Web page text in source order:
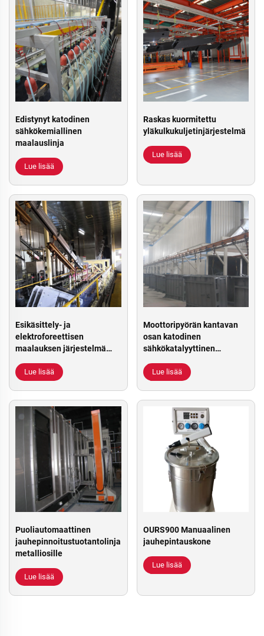
Edistynyt katodinen
sähkökemiallinen
maalauslinja
Lue lisää
Raskas kuormitettu
yläkulkukuljetinjärjestelmä
Lue lisää
Esikäsittely- ja
elektroforeettisen
maalauksen järjestelmä
Lue lisää
Moottoripyörän kantavan
osan katodinen
sähkökatalyyttinen
Lue lisää
Puoliautomaattinen
jauhepinnoitustuotantolinja
metalliosille
Lue lisää
OURS900 Manuaalinen
jauhepintauskone
Lue lisää